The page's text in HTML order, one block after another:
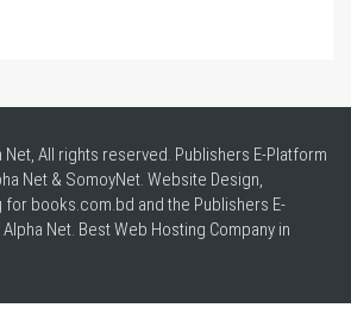
All rights reserved. Publishers E-Platform
Net & SomoyNet. Website Design,
for books.com.bd and the Publishers E-
Net. BestWeb Hosting Company in